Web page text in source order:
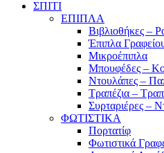
ΣΠΙΤΙ
ΕΠΙΠΛΑ
Βιβλιοθήκες –
Έπιπλα
Μικροέπιπλα
Μπουφέδες –
Ντουλάπες –
Τραπέζια –
Συρταριέρες –
ΦΩΤΙΣΤΙΚΑ
Πορτατίφ
Φωτιστικά